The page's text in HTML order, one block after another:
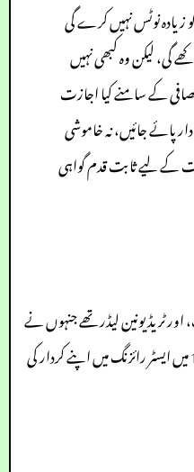
نوٹس نہیں کرے گی
گی، لیکن وہ کبھی نہیں
کے سامنے کیا اجازت
پائے جائیں، نہ خاموشی
کے لیے ثابت قدم گواہی
ٹریڈ یونین لیڈر تھے جنہوں نے
مزدور طبقے کے لیے لڑائی لڑی اور 1916 میں ایسٹر رائزنگ میں اپنے کردار کی